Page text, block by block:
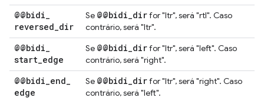
@@bidi
reversed dir
Se @@bidi dirfor "ltr", será "rtl". Caso
contrário, será "ltr".
@@bidi
start edge
Se @@bidi dirfor "ltr", será "left". Caso
contrário, será "right".
@@bidi end
edge
Se @@bidi dirfor "ltr", será "right". Caso
contrário, será "left".